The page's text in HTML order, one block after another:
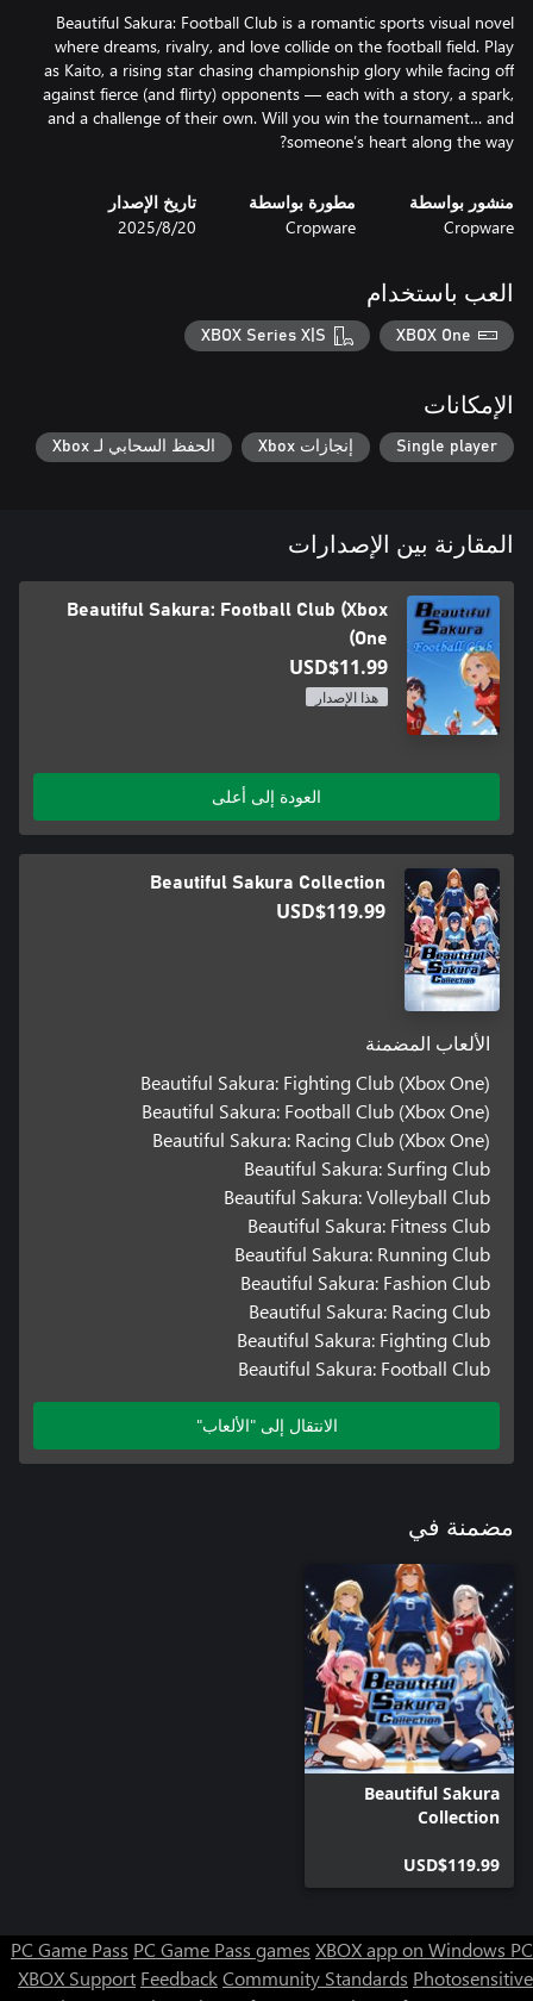
Beautiful Sakura: Football Club is a romantic sports visual novel
where dreams, rivalry, and love collide on the football field. Play
as Kaito, a rising star chasing championship glory while facing off
against fierce (and flirty) opponents — each with a story, a spark,
and a challenge of their own. Will you win the tournament… and
someone’s heart along the way?
منشور بواسطة
Cropware
مطورة بواسطة
Cropware
تاريخ الإصدار
20‏/8‏/2025
العب باستخدام
XBOX One
XBOX Series X|S
الإمكانات
Single player إنجازات Xbox الحفظ السحابي لـ Xbox
المقارنة بين الإصدارات
Beautiful Sakura: Football Club (Xbox
One)
USD$11.99
هذا الإصدار
العودة إلى أعلى
Beautiful Sakura Collection
USD$119.99
الألعاب المضمنة
Beautiful Sakura: Fighting Club (Xbox One)
Beautiful Sakura: Football Club (Xbox One)
Beautiful Sakura: Racing Club (Xbox One)
Beautiful Sakura: Surfing Club
Beautiful Sakura: Volleyball Club
Beautiful Sakura: Fitness Club
Beautiful Sakura: Running Club
Beautiful Sakura: Fashion Club
Beautiful Sakura: Racing Club
Beautiful Sakura: Fighting Club
Beautiful Sakura: Football Club
الانتقال إلى "الألعاب"
مضمنة في
Beautiful Sakura
Collection
USD$119.99
PC Game Pass PC Game Pass games XBOX app on Windows PC
XBOX Support FeedbackCommunity Standards Photosensitive